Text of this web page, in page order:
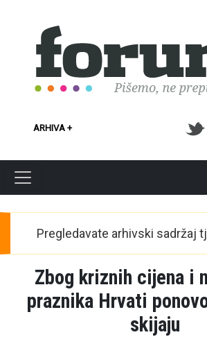
ARHIVA +
Pregledavate arhivski sadržaj
Zbog kriznih cijena i
praznika Hrvati
skijaju